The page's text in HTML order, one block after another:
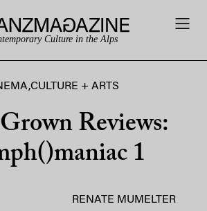
Culture in the Alps
,CULTURE + ARTS
Reviews:
1
RENATE MUMELTER